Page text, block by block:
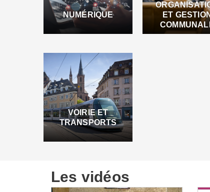
NUMÉRIQUE
ET
VOIRIE ET
TRANSPORTS
Les vidéos